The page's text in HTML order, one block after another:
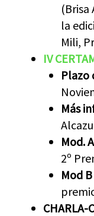
(Brisa
la
Mili,
IV
Plazo
Más
Mod.
2º
Mod
CHARLA-